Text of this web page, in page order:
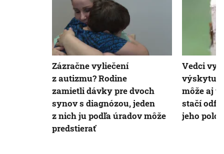
Zázračne vyliečení
z autizmu? Rodine
zamietli dávky pre dvoch
synov s diagnózou, jeden
z nich ju podľa úradov môže
predstierať
Vedci
výskytu
môže aj
stačí
jeho